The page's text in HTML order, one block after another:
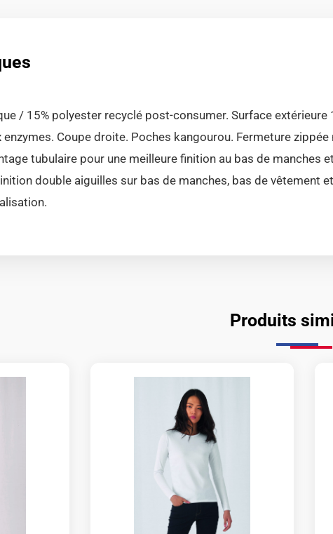
/ 15% polyester recyclé post-consumer. Surface
enzymes. Coupe droite. Poches kangourou. Fermeture
tubulaire pour une meilleure finition au bas de manches
double aiguilles sur bas de manches, bas de vêtement
Produits